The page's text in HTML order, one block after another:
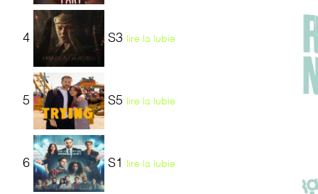
4 S3 lire la lubie
5 S5 lire la lubie
6 S1 lire la lubie